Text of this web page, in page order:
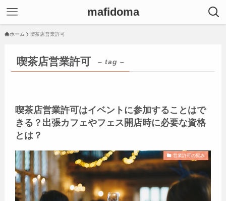
mafidoma
ホーム 喫茶店営業許可
喫茶店営業許可 – tag –
喫茶店営業許可はイベントに参加することはで
きる？出張カフェやフェス開店時に必要な資格
とは？
営業許可の悩み